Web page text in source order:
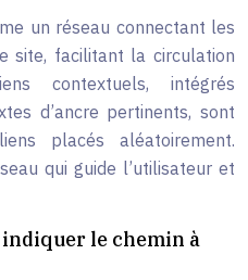
un réseau connectant les
site, facilitant la circulation
contextuels, intégrés
d’ancre pertinents, sont
placés aléatoirement.
qui guide l’utilisateur et
le chemin à